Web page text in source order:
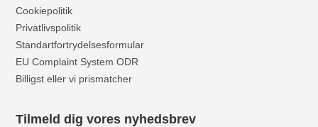
Cookiepolitik
Privatlivspolitik
Standartfortrydelsesformular
EU Complaint System ODR
Billigst eller vi prismatcher
Tilmeld dig vores nyhedsbrev